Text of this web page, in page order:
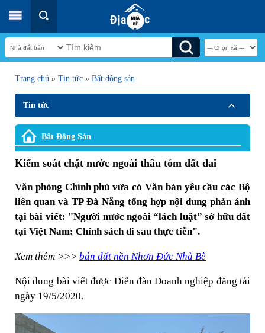
Trang chủ » Tin tức » Bất động sản
Tin tức
Bất Động Sản
Kiểm soát chặt nước ngoài thâu tóm đất đai
Văn phòng Chính phủ vừa có Văn bản yêu cầu các Bộ
liên quan và TP Đà Nẵng tổng hợp nội dung phản ánh
tại bài viết: "Người nước ngoài “lách luật” sở hữu đất
tại Việt Nam: Chính sách đi sau thực tiễn".
Xem thêm >>> bán đất nền Nhơn Đức Nhà Bè
Nội dung bài viết được Diễn đàn Doanh nghiệp đăng tải
ngày 19/5/2020.